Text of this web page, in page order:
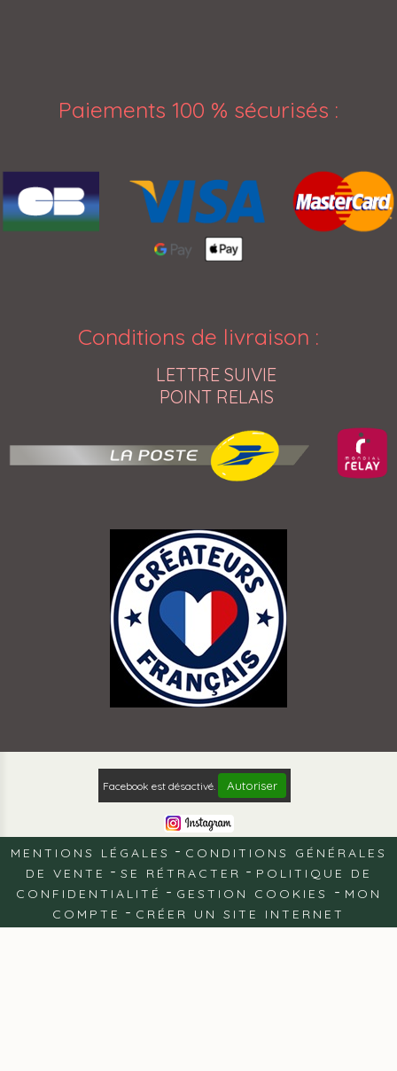
Paiements 100 % sécurisés :
Conditions de livraison :
LETTRE SUIVIE
POINT RELAIS
Facebook est désactivé. Autoriser
MENTIONS LÉGALES
CONDITIONS GÉNÉRALES
DE VENTE
SE RÉTRACTER
POLITIQUE DE
CONFIDENTIALITÉ
GESTION COOKIES
MON
COMPTE
CRÉER UN SITE INTERNET